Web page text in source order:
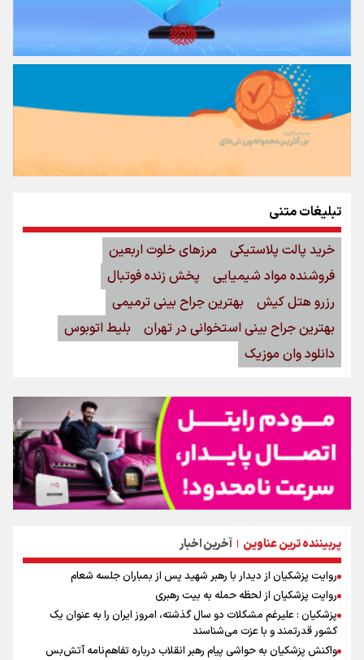
پربیننده ترین عناوین | آخرین اخبار
روایت پزشکیان از دیدار با رهبر شهید پس از بمباران جلسه شعام
روایت پزشکیان از لحظه حمله به بیت رهبری
پزشکیان : علیرغم مشکلات دو سال گذشته، امروز ایران را به عنوان یک
کشور قدرتمند و با عزت می‌شناسند
واکنش پزشکیان به حواشی پیام رهبر انقلاب درباره تفاهم‌نامه آتش‌بس
تبلیغات متنی
خرید پالت پلاستیکی
مرزهای خلوت اربعین
فروشنده مواد شیمیایی
پخش زنده فوتبال
رزرو هتل کیش
بهترین جراح بینی ترمیمی
بهترین جراح بینی استخوانی در تهران
بلیط اتوبوس
دانلود وان موزیک